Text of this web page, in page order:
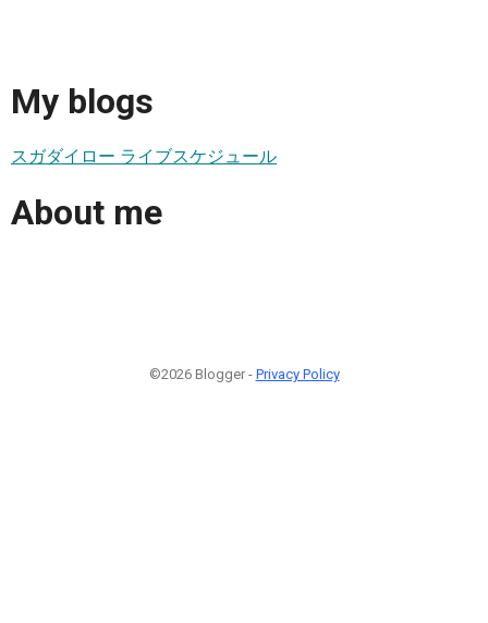
My blogs
スガダイロー ライブスケジュール
About me
©2026 Blogger - Privacy Policy